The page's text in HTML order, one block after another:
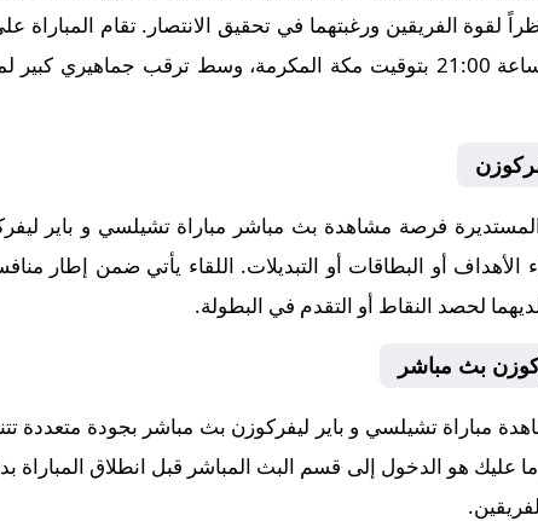
لقوة الفريقين ورغبتهما في تحقيق الانتصار. تقام
2025-08-08، في توقيت حاسم عند الساعة 21:00 بتوقيت مكة المكرمة، وسط
فرصة مشاهدة بث مباشر مباراة تشيلسي و باير
أو البطاقات أو التبديلات. اللقاء يأتي ضمن إطار
لحصد النقاط أو التقدم في البطولة.
بث مباشر
مباراة تشيلسي و باير ليفركوزن بث مباشر بجودة متعددة
ما عليك هو الدخول إلى قسم البث المباشر قبل انطلاق المباراة